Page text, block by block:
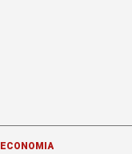
ECONOMÍA